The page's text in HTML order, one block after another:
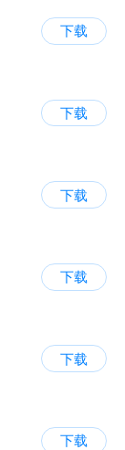
下载
下载
下载
下载
下载
下载